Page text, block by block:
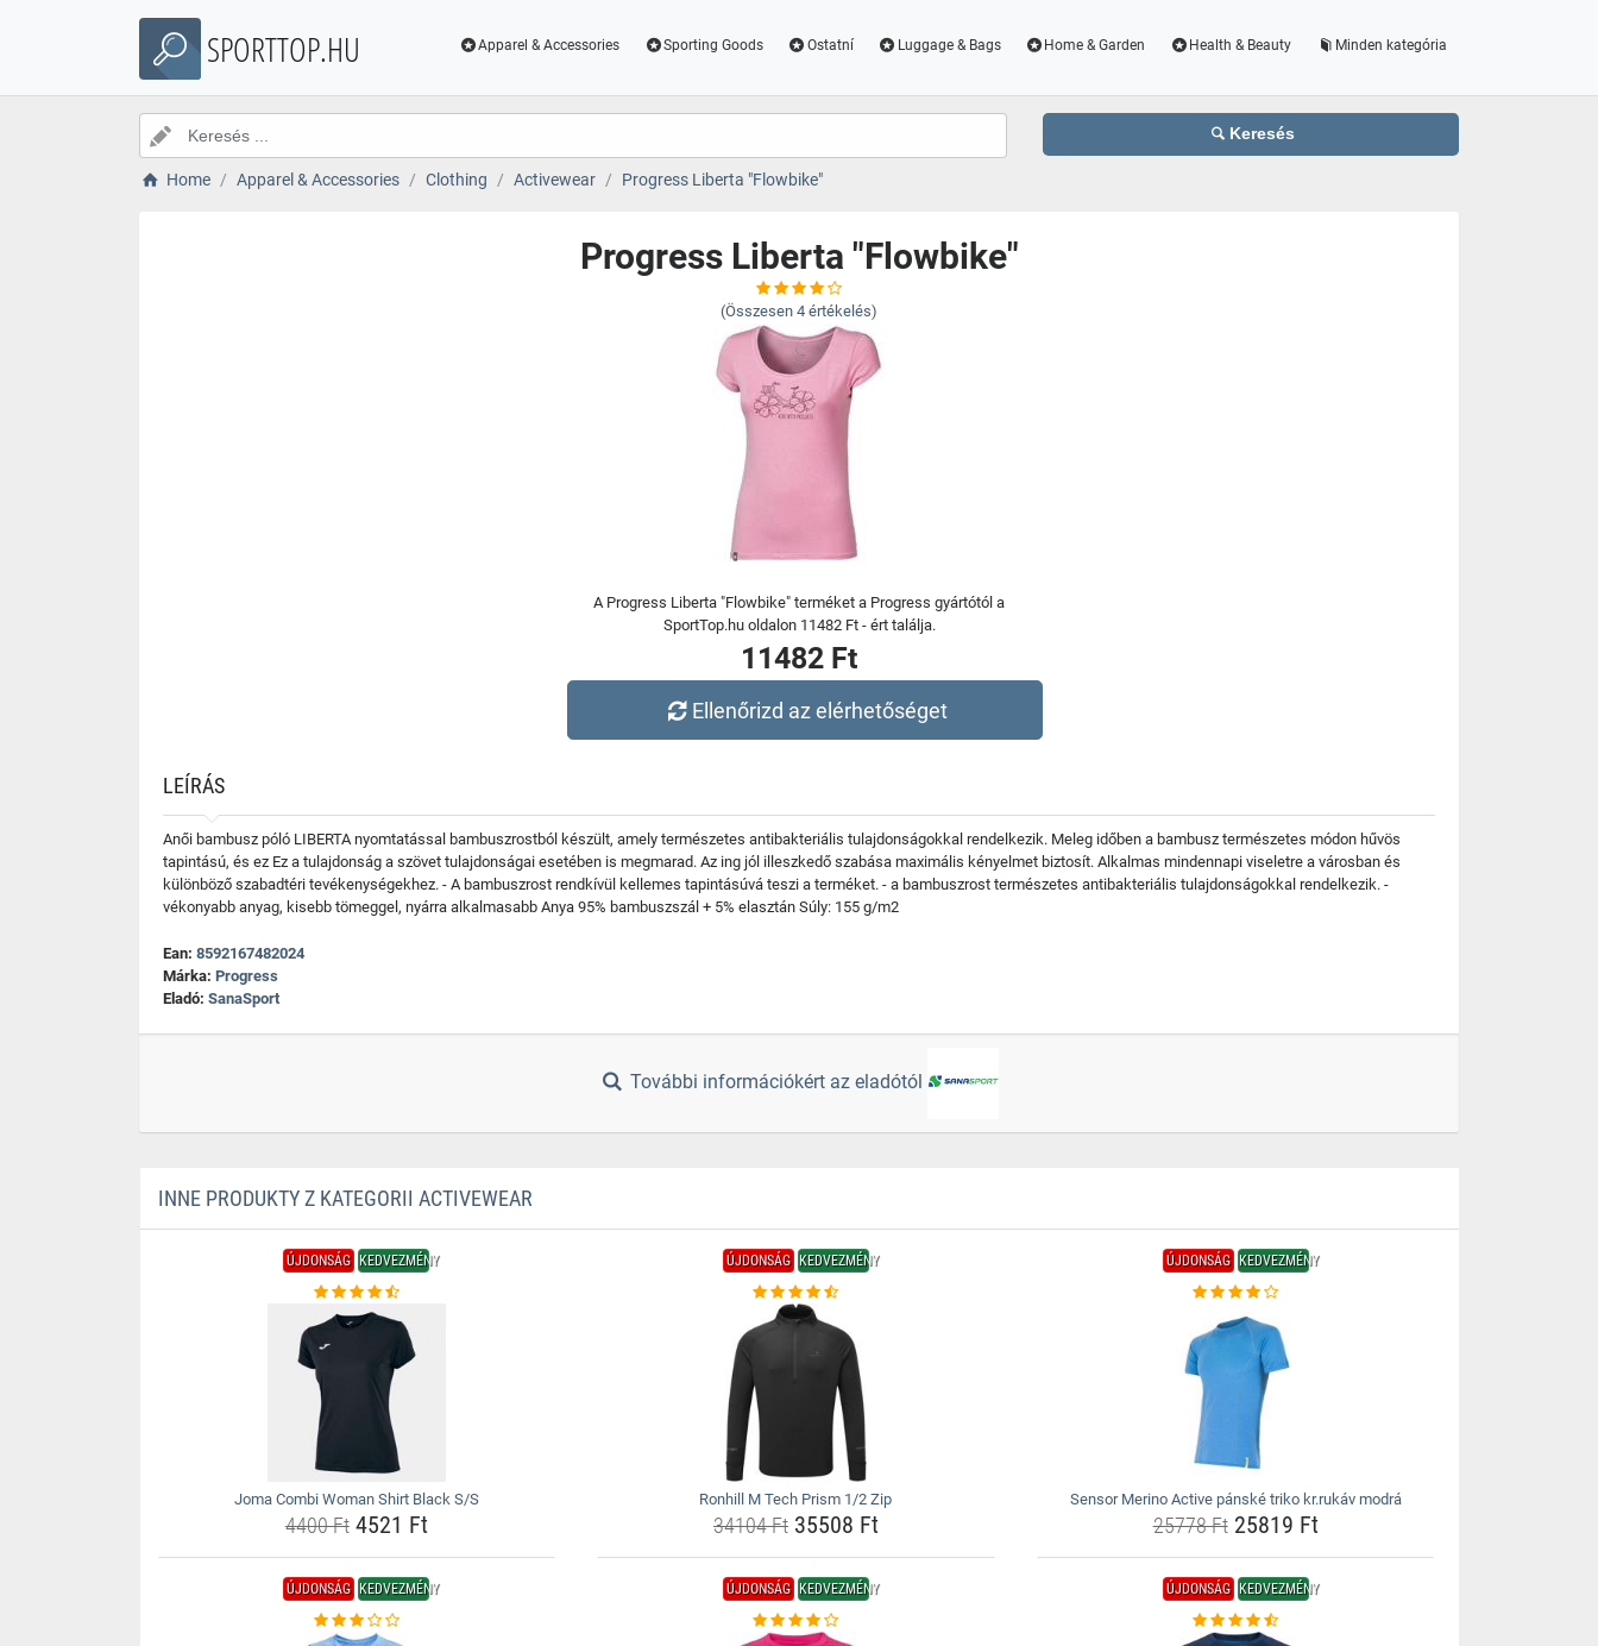
SPORTTOP.HU Apparel & Accessories Sporting Goods Ostatní Luggage & Bags Home & Garden Health & Beauty Minden kategória
Keresés
Home Apparel & Accessories Clothing Activewear Progress Liberta "Flowbike"
Progress Liberta "Flowbike"
(Összesen 4 értékelés)
A Progress Liberta "Flowbike" terméket a Progress gyártótól a
SportTop.hu oldalon 11482 Ft - ért találja.
11482 Ft
Ellenőrizd az elérhetőséget
LEÍRÁS
Anői bambusz póló LIBERTA nyomtatással bambuszrostból készült, amely természetes antibakteriális tulajdonságokkal rendelkezik. Meleg időben a bambusz természetes módon hűvös
tapintású, és ez Ez a tulajdonság a szövet tulajdonságai esetében is megmarad. Az ing jól illeszkedő szabása maximális kényelmet biztosít. Alkalmas mindennapi viseletre a városban és
különböző szabadtéri tevékenységekhez. - A bambuszrost rendkívül kellemes tapintásúvá teszi a terméket. - a bambuszrost természetes antibakteriális tulajdonságokkal rendelkezik. -
vékonyabb anyag, kisebb tömeggel, nyárra alkalmasabb Anya 95% bambuszszál + 5% elasztán Súly: 155 g/m2
Ean: 8592167482024
Márka: Progress
Eladó: SanaSport
További információkért az eladótól
INNE PRODUKTY Z KATEGORII ACTIVEWEAR
ÚJDONSÁG KEDVEZMÉNY
Joma Combi Woman Shirt Black S/S
4400 Ft4521 Ft
ÚJDONSÁG KEDVEZMÉNY
Ronhill M Tech Prism 1/2 Zip
34104 Ft35508 Ft
ÚJDONSÁG KEDVEZMÉNY
Sensor Merino Active pánské triko kr.rukáv modrá
25778 Ft25819 Ft
ÚJDONSÁG KEDVEZMÉNY ÚJDONSÁG KEDVEZMÉNY ÚJDONSÁG KEDVEZMÉNY